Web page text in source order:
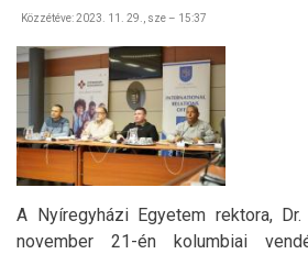
Közzétéve:2023. 11. 29., sze – 15:37
A Nyíregyházi Egyetem rektora,
november 21-én kolumbiai